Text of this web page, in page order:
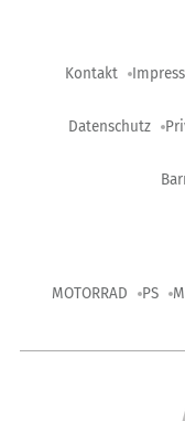
Kontakt
Datenschutz
MOTORRAD PS